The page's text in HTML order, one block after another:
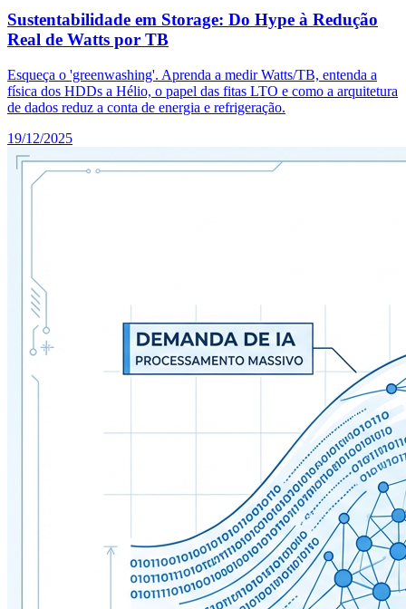
Sustentabilidade em Storage: Do Hype à Redução
Real de Watts por TB
Esqueça o 'greenwashing'. Aprenda a medir Watts/TB, entenda a
física dos HDDs a Hélio, o papel das fitas LTO e como a arquitetura
de dados reduz a conta de energia e refrigeração.
19/12/2025